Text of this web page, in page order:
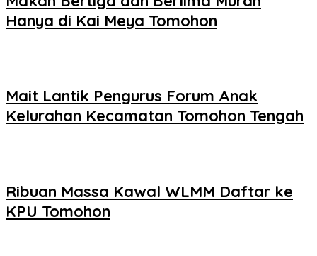
Hanya di Kai Meya Tomohon
Mait Lantik Pengurus Forum Anak
Kelurahan Kecamatan Tomohon Tengah
Ribuan Massa Kawal WLMM Daftar ke
KPU Tomohon